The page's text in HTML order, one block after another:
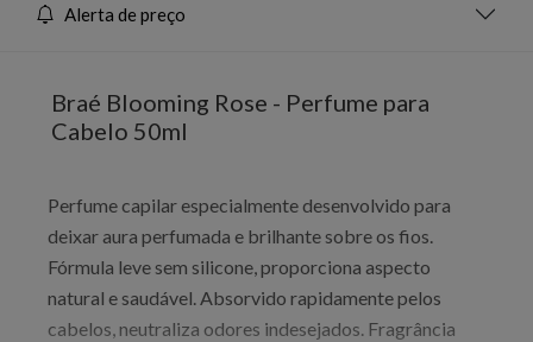
Alerta de preço
Braé Blooming Rose - Perfume para
Cabelo 50ml
Perfume capilar especialmente desenvolvido para
deixar aura perfumada e brilhante sobre os fios.
Fórmula leve sem silicone, proporciona aspecto
natural e saudável. Absorvido rapidamente pelos
cabelos, neutraliza odores indesejados. Fragrância